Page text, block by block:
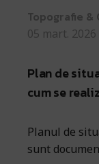
Topografie &
05 mart. 2026
Plan de
cum se
Planul de
sunt